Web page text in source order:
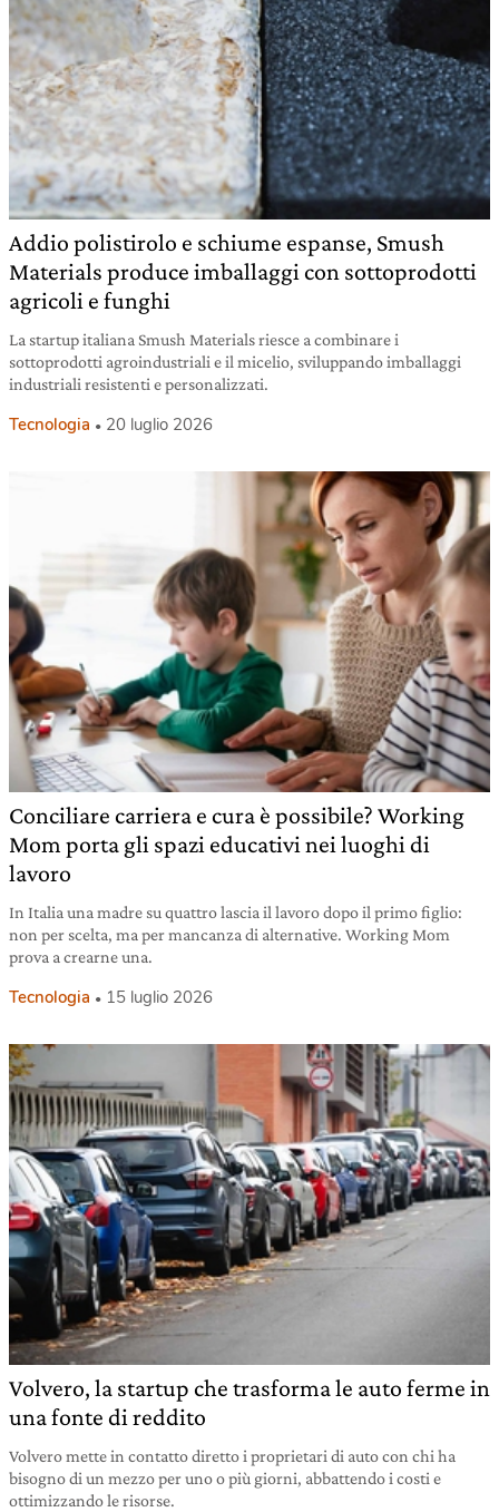
Addio polistirolo e schiume espanse, Smush
Materials produce imballaggi con sottoprodotti
agricoli e funghi
La startup italiana Smush Materials riesce a combinare i
sottoprodotti agroindustriali e il micelio, sviluppando imballaggi
industriali resistenti e personalizzati.
Tecnologia 20 luglio 2026
Conciliare carriera e cura è possibile? Working
Mom porta gli spazi educativi nei luoghi di
lavoro
In Italia una madre su quattro lascia il lavoro dopo il primo figlio:
non per scelta, ma per mancanza di alternative. Working Mom
prova a crearne una.
Tecnologia 15 luglio 2026
Volvero, la startup che trasforma le auto ferme in
una fonte di reddito
Volvero mette in contatto diretto i proprietari di auto con chi ha
bisogno di un mezzo per uno o più giorni, abbattendo i costi e
ottimizzando le risorse.